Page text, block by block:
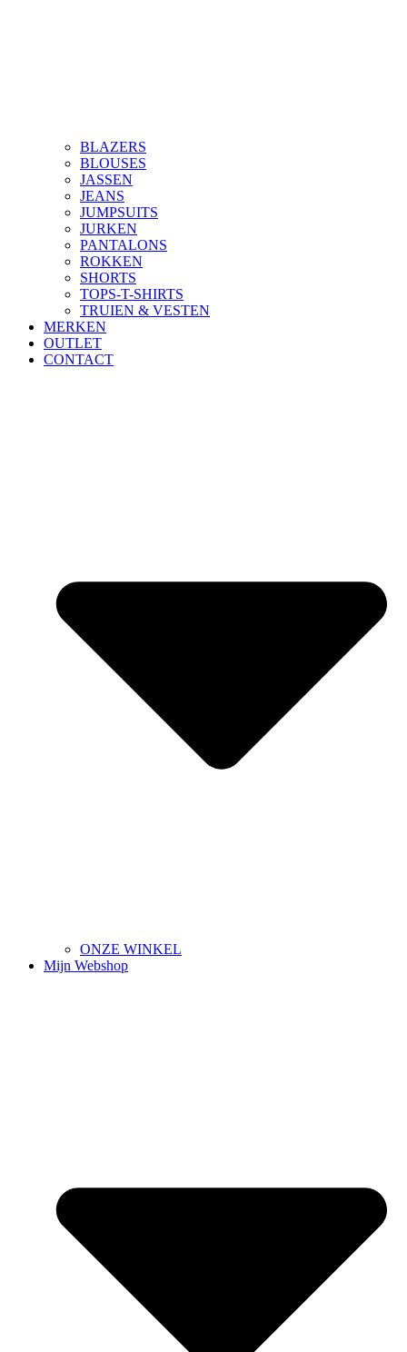
BLAZERS
BLOUSES
JASSEN
JEANS
JUMPSUITS
JURKEN
PANTALONS
ROKKEN
SHORTS
TOPS-T-SHIRTS
TRUIEN & VESTEN
MERKEN
OUTLET
CONTACT
ONZE WINKEL
Mijn Webshop